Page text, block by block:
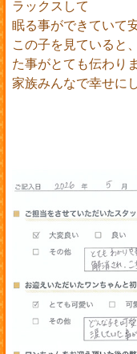
ラックスして
眠る事ができていて
この子を見ていると
た事がとても伝わり
家族みんなで幸せに